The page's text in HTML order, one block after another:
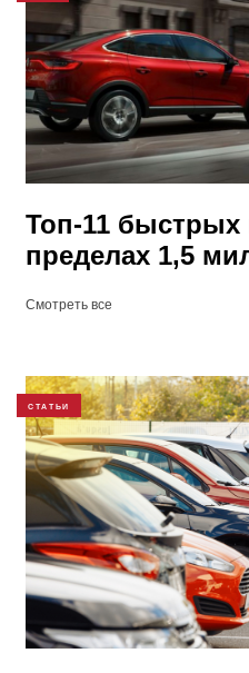
Топ-11 быстрых
пределах 1,5
Смотреть все
СТАТЬИ